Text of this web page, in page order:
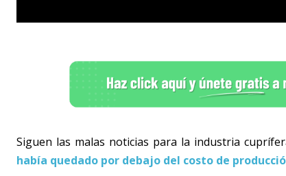
Siguen las malas noticias para la industria
había quedado por debajo del costo de